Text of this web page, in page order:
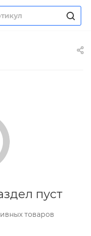
пуст
товаров